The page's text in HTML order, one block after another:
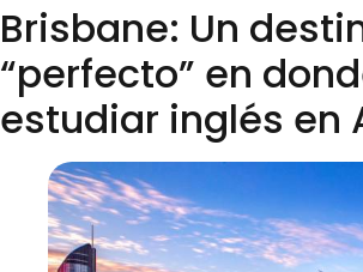
Brisbane: Un
“perfecto” en
estudiar inglés en